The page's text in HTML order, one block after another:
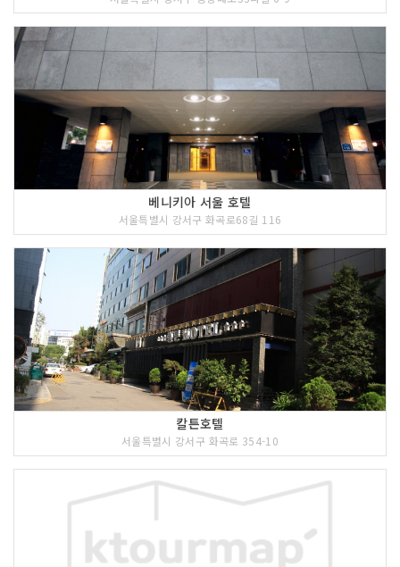
베니키아 서울 호텔
서울특별시 강서구 화곡로68길 116
칼튼호텔
서울특별시 강서구 화곡로 354-10